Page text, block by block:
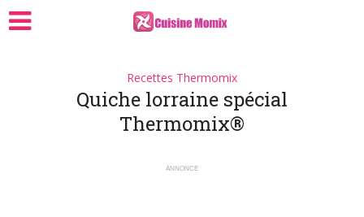
Recettes Thermomix
Quiche lorraine spécial
Thermomix®
ANNONCE